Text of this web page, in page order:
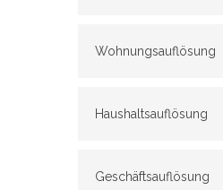
Wohnungsauflösung
Haushaltsauflösung
Geschäftsauflösung